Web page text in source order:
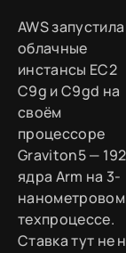
AWS запустила
облачные
инстансы EC2
C9g и C9gd на
своём
процессоре
Graviton5 — 192
ядра Arm на 3-
нанометровом
техпроцессе.
Ставка тут не